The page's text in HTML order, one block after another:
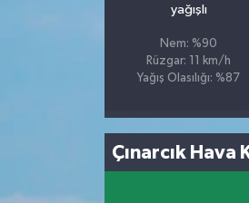
yağışlı
Nem: %90
Rüzgar: 11 km/h
Yağış Olasılığı: %87
Çınarcık Hava